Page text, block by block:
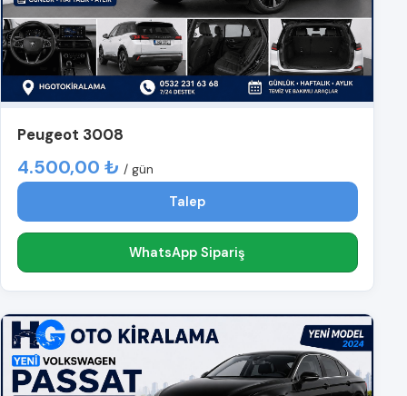
Peugeot 3008
4.500,00 ₺ / gün
Talep
WhatsApp Sipariş